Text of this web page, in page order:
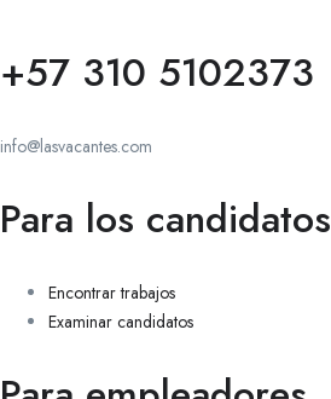
+57 310 5102373
info@lasvacantes.com
Para los candidatos
Encontrar trabajos
Examinar candidatos